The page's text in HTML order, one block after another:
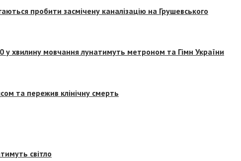
пробити засмічену каналізацію на Грушевського
у хвилину мовчання лунатимуть метроном та Гімн України
та пережив клінічну смерть
світло